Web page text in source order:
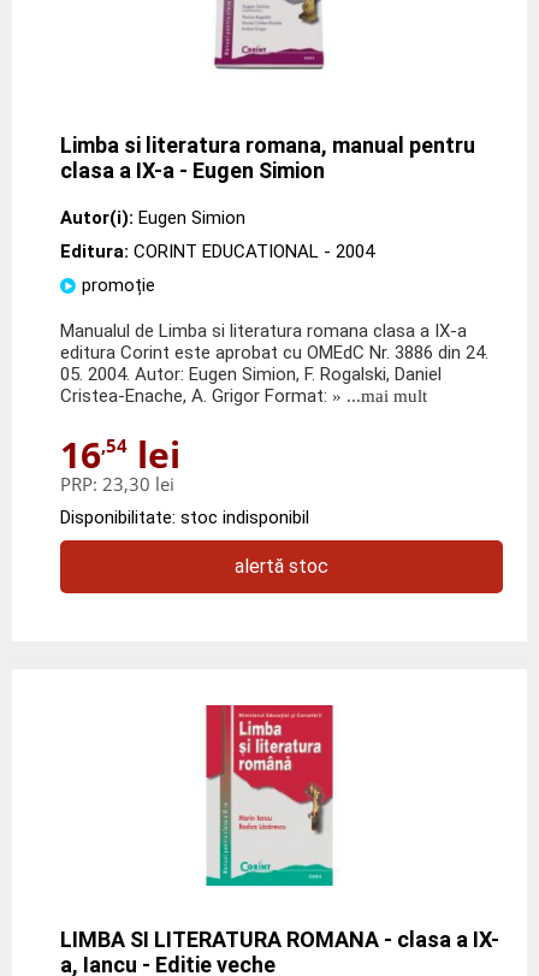
Limba si literatura romana, manual pentru
clasa a IX-a - Eugen Simion
Autor(i): Eugen Simion
Editura: CORINT EDUCATIONAL - 2004
promoție
Manualul de Limba si literatura romana clasa a IX-a
editura Corint este aprobat cu OMEdC Nr. 3886 din 24.
05. 2004. Autor: Eugen Simion, F. Rogalski, Daniel
Cristea-Enache, A. Grigor Format: » ...mai mult
16,54 lei
PRP: 23,30 lei
Disponibilitate: stoc indisponibil
alertă stoc
LIMBA SI LITERATURA ROMANA - clasa a IX-
a, Iancu - Editie veche